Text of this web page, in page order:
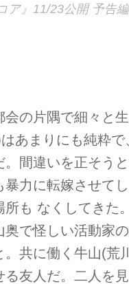
ア』11/23公開 予告編
の片隅で細々と
あまりにも純粋で
。間違いを正そう
暴力に転嫁させて
所も なくしてきた
奥で怪しい活動家
。共に働く牛山(荒
る友人だ。二人を